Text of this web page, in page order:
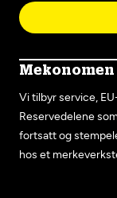
Mekonomen
Vi tilbyr service,
Reservedelene
fortsatt og
hos et